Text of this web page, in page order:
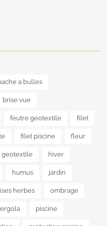
a bulles
brise vue
feutre geotextile filet
filet piscine fleur
geotextile hiver
humus jardin
herbes ombrage
piscine